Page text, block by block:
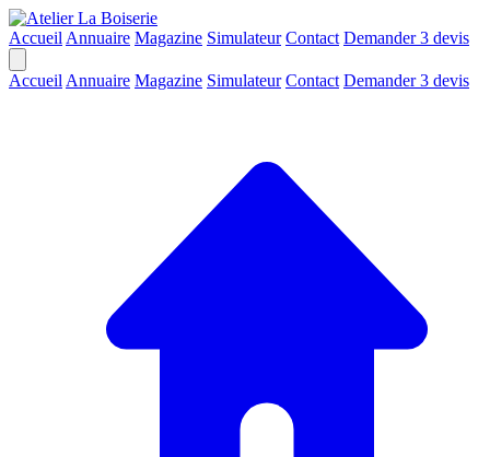
Accueil Annuaire Magazine Simulateur Contact Demander 3 devis
Accueil Annuaire Magazine Simulateur Contact Demander 3 devis